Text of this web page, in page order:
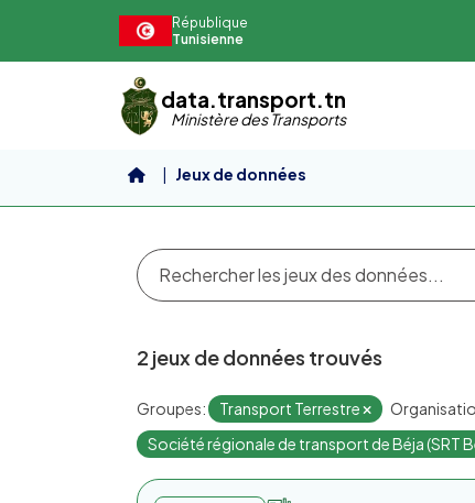
République
Tunisienne
data.transport.tn
Ministère des Transports
Jeux de données
2 jeux de données trouvés
Groupes: Transport Terrestre
Société régionale de transport de Béja (SRT